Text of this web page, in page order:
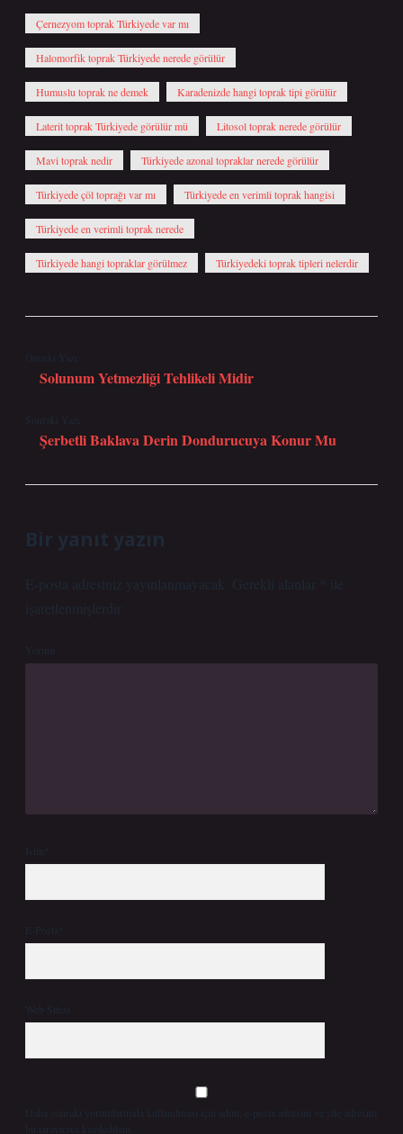
Çernezyom toprak Türkiyede var mı
Halomorfik toprak Türkiyede nerede görülür
Humuslu toprak ne demek Karadenizde hangi toprak tipi görülür
Laterit toprak Türkiyede görülür mü Litosol toprak nerede görülür
Mavi toprak nedir Türkiyede azonal topraklar nerede görülür
Türkiyede çöl toprağı var mı Türkiyede en verimli toprak hangisi
Türkiyede en verimli toprak nerede
Türkiyede hangi topraklar görülmez Türkiyedeki toprak tipleri nelerdir
Önceki Yazı
Solunum Yetmezliği Tehlikeli Midir
Sonraki Yazı
Şerbetli Baklava Derin Dondurucuya Konur Mu
Bir yanıt yazın
E-posta adresiniz yayınlanmayacak. Gerekli alanlar
ile
işaretlenmişlerdir
Yorum
İsim*
E-Posta*
Web Sitesi
Daha sonraki yorumlarımda kullanılması için adım, e-posta adresim ve site adresim
bu tarayıcıya kaydedilsin.